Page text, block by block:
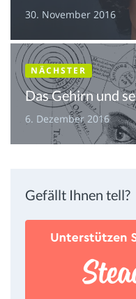
30. November 2016
NÄCHSTER
Das Gehirn und
6. Dezember 2016
Gefällt Ihnen tell?